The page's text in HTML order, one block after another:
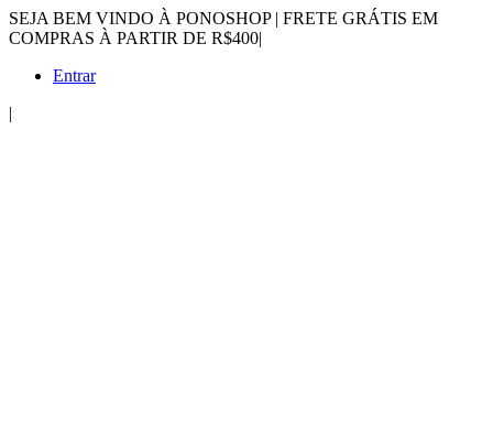
SEJA BEM VINDO À PONOSHOP | FRETE GRÁTIS EM
COMPRAS À PARTIR DE R$400|
Entrar
|